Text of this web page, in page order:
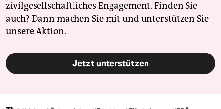
zivilgesellschaftliches Engagement. Finden Sie
auch? Dann machen Sie mit und unterstützen Sie
unsere Aktion.
Jetzt unterstützen